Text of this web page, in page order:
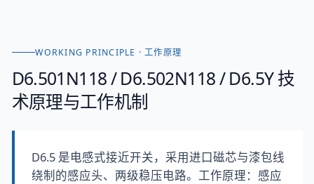
WORKING PRINCIPLE · 工作原理
D6.501N118 / D6.502N118 / D6.5Y技
术原理与工作机制
D6.5 是电感式接近开关，采用进口磁芯与漆包线
绕制的感应头、两级稳压电路。工作原理：感应